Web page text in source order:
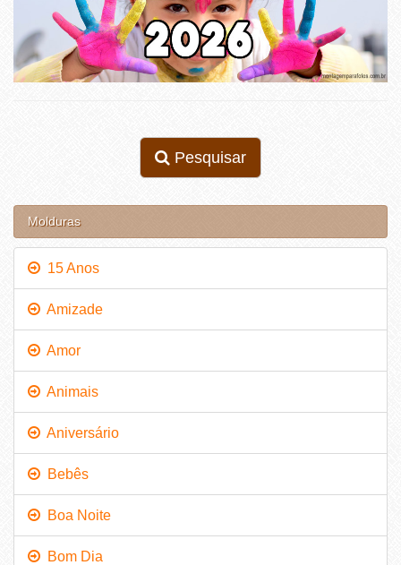
Pesquisar
Molduras
15 Anos
Amizade
Amor
Animais
Aniversário
Bebês
Boa Noite
Bom Dia